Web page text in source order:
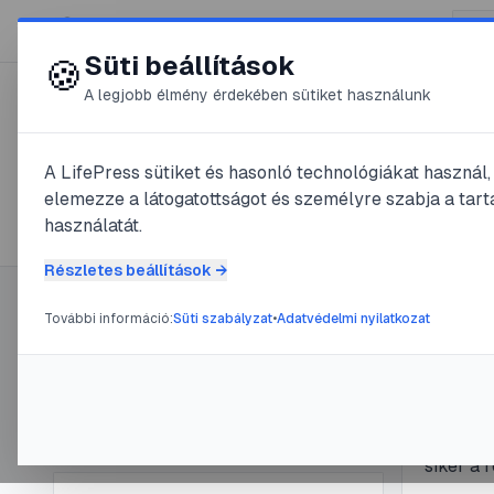
😍 LifePress
🏷️#padlizsán
5cikk található ezzel a címkével
Címke információ #
A
siker a
🍪Süti beállítások
A legjobb élmény érdekében sütiket használunk
A LifePress sütiket és hasonló technológiákat
elemezze a látogatottságot és személyre szabja a
használatát.
Részletes beállítások →
További információ:Süti szabályzat•Adatvédelmi nyilatkozat